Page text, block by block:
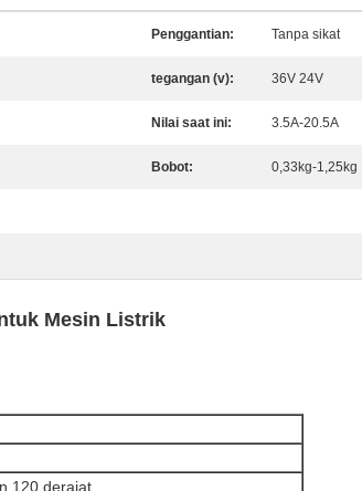
Penggantian: Tanpa sikat
tegangan (v): 36V 24V
Nilai saat ini: 3.5A-20.5A
Bobot: 0,33kg-1,25kg
Mesin Listrik
120 derajat